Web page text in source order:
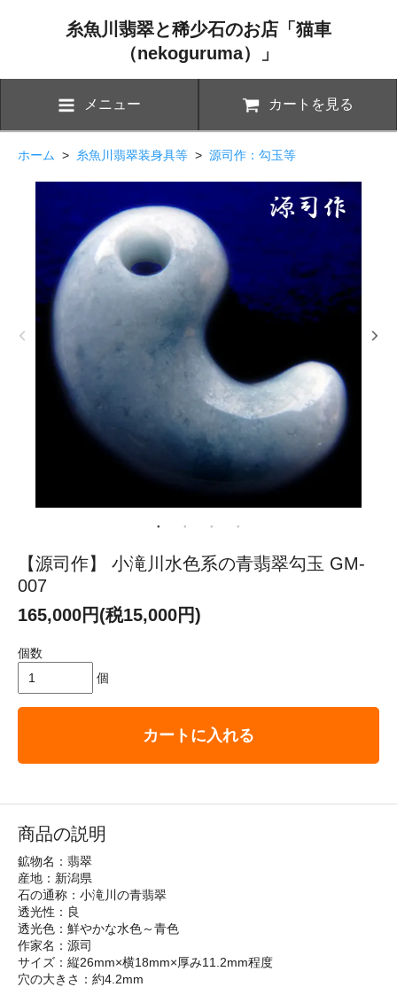
糸魚川翡翠と稀少石のお店「猫車
（nekoguruma）」
メニュー カートを見る
ホーム > 糸魚川翡翠装身具等 > 源司作：勾玉等
【源司作】 小滝川水色系の青翡翠勾玉 GM-
007
165,000円(税15,000円)
個数
個
カートに入れる
商品の説明
鉱物名：翡翠
産地：新潟県
石の通称：小滝川の青翡翠
透光性：良
透光色：鮮やかな水色～青色
作家名：源司
サイズ：縦26mm×横18mm×厚み11.2mm程度
穴の大きさ：約4.2mm